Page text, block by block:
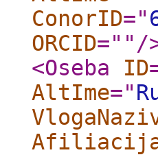
ConorID="
ORCID=" " /
<Oseba
ID
AltIme="